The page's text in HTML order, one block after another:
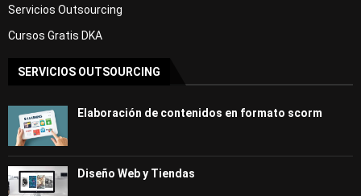
Servicios Outsourcing
Cursos Gratis DKA
SERVICIOS OUTSOURCING
Elaboración de contenidos en formato scorm
Diseño Web y Tiendas